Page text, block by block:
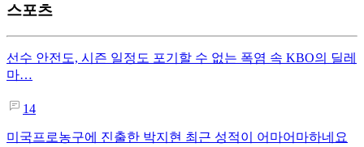
스포츠
선수 안전도, 시즌 일정도 포기할 수 없는 폭염 속 KBO의 딜레
마…
14
미국프로농구에 진출한 박지현 최근 성적이 어마어마하네요